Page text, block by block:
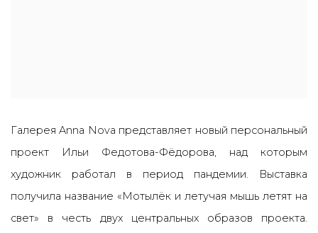
Галерея Anna Nova представляет новый персональный
проект Ильи Федотова-Фёдорова, над которым
художник работал в период пандемии.
Выставка
получила название «Мотылёк и летучая мышь летят на
свет» в честь двух центральных образов проекта.